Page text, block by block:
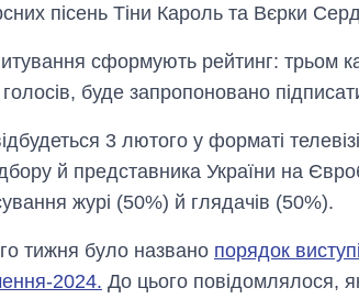
пісень Тіни Кароль та Вєрки
сформують рейтинг: трьом
голосів, буде запропоновано
3 лютого у форматі
й представника України на
журі (50%) й глядачів (50%).
тижня було названо порядок
2024. До цього повідомлялося,